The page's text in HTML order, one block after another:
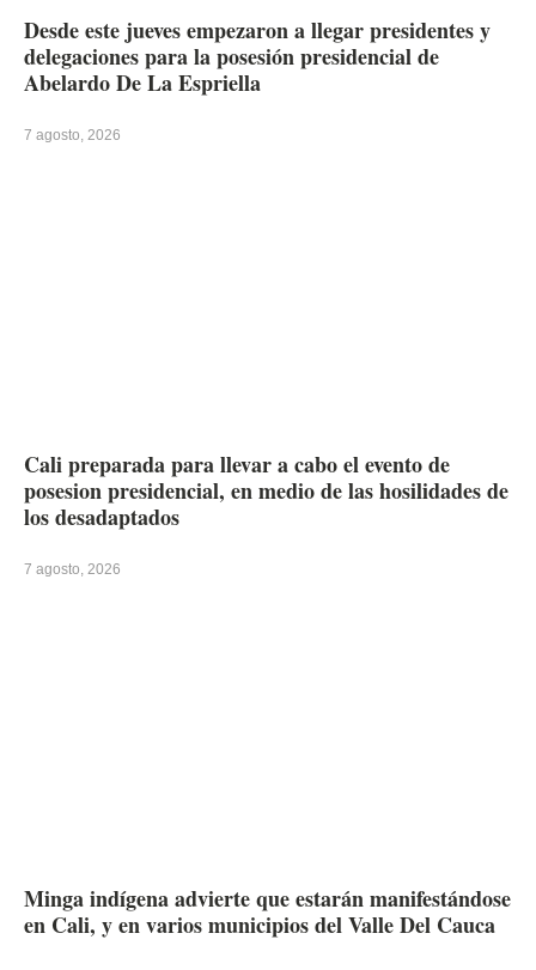
Desde este jueves empezaron a llegar presidentes y
delegaciones para la posesión presidencial de
Abelardo De La Espriella
7 agosto, 2026
Cali preparada para llevar a cabo el evento de
posesion presidencial, en medio de las hosilidades de
los desadaptados
7 agosto, 2026
Minga indígena advierte que estarán manifestándose
en Cali, y en varios municipios del Valle Del Cauca